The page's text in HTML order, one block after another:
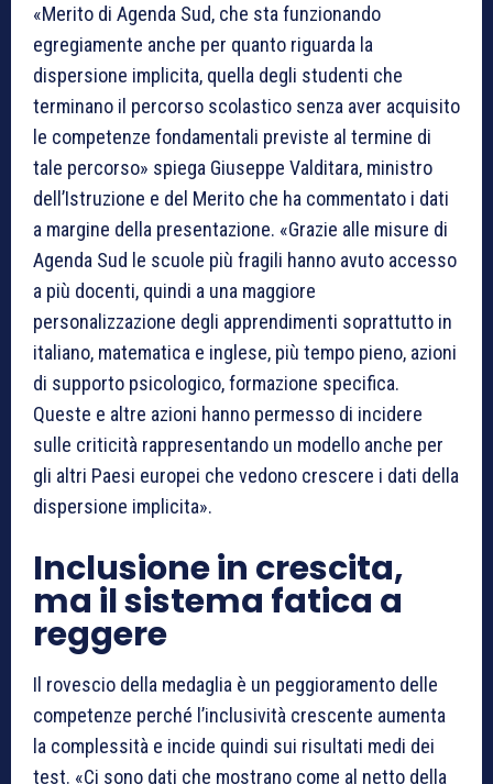
«Merito di Agenda Sud, che sta funzionando
egregiamente anche per quanto riguarda la
dispersione implicita, quella degli studenti che
terminano il percorso scolastico senza aver acquisito
le competenze fondamentali previste al termine di
tale percorso» spiega Giuseppe Valditara, ministro
dell’Istruzione e del Merito che ha commentato i dati
a margine della presentazione. «Grazie alle misure di
Agenda Sud le scuole più fragili hanno avuto accesso
a più docenti, quindi a una maggiore
personalizzazione degli apprendimenti soprattutto in
italiano, matematica e inglese, più tempo pieno, azioni
di supporto psicologico, formazione specifica.
Queste e altre azioni hanno permesso di incidere
sulle criticità rappresentando un modello anche per
gli altri Paesi europei che vedono crescere i dati della
dispersione implicita».
Inclusione in crescita,
ma il sistema fatica a
reggere
Il rovescio della medaglia è un peggioramento delle
competenze perché l’inclusività crescente aumenta
la complessità e incide quindi sui risultati medi dei
test. «Ci sono dati che mostrano come al netto della